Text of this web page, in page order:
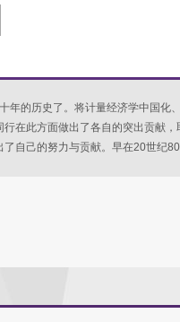
年的历史了。将计量经济学中国化
在此方面做出了各自的突出贡献
自己的努力与贡献。早在20世纪